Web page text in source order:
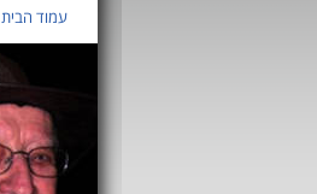
עמוד הבית